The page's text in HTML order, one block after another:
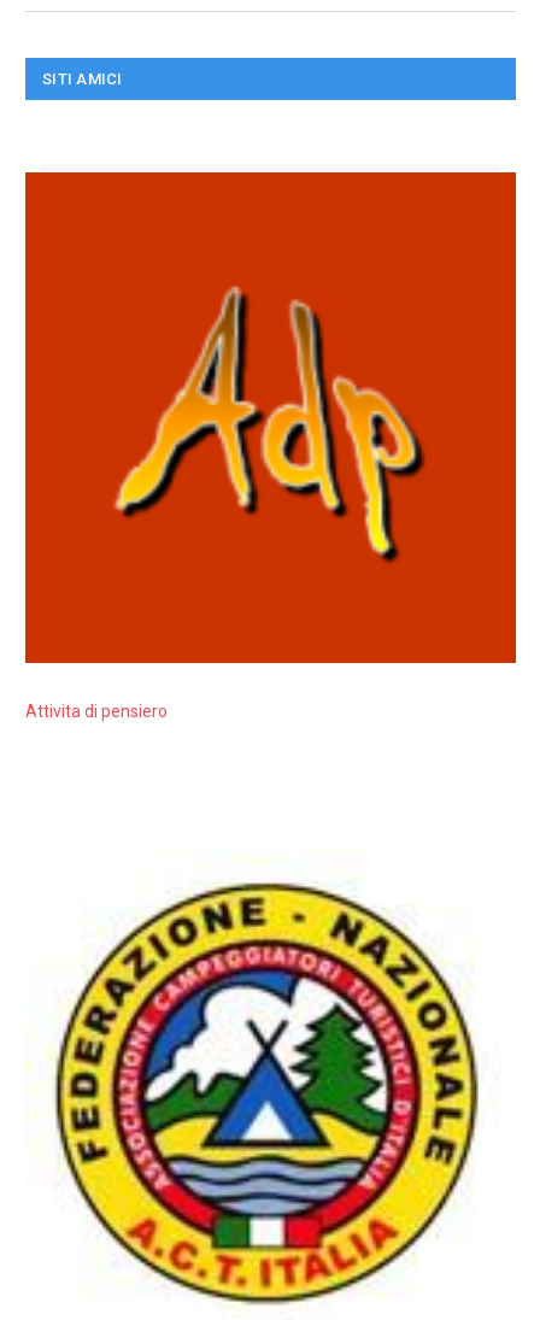
SITI AMICI
Attivita di pensiero